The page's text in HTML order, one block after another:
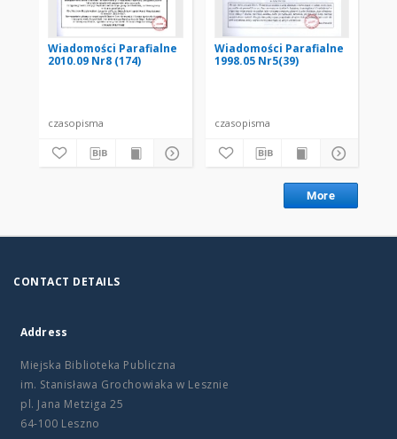
Wiadomości Parafialne
2010.09 Nr8 (174)
czasopisma
Wiadomości Parafialne
1998.05 Nr5(39)
czasopisma
More
CONTACT DETAILS
Address
Miejska Biblioteka Publiczna
im. Stanisława Grochowiaka w Lesznie
pl. Jana Metziga 25
64-100 Leszno